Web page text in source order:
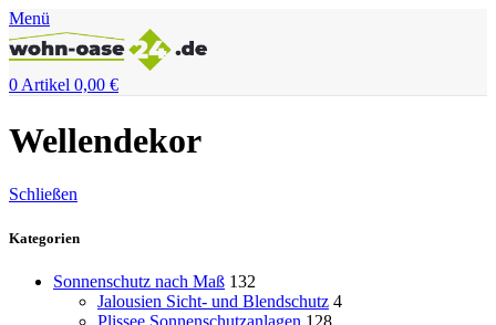
Menü
0Artikel 0,00 €
Wellendekor
Schließen
Kategorien
Sonnenschutz nach Maß 132
Jalousien Sicht- und Blendschutz 4
Plissee Sonnenschutzanlagen 128